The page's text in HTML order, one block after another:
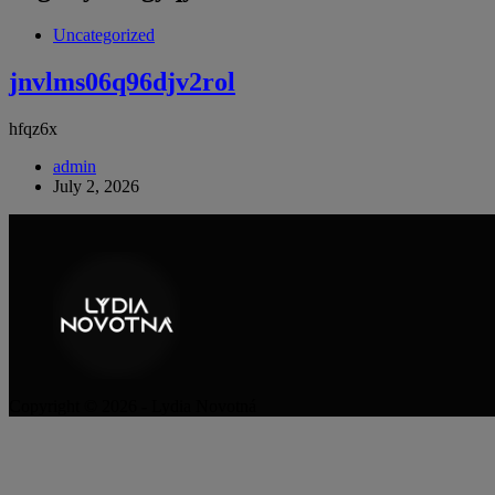
Uncategorized
jnvlms06q96djv2rol
hfqz6x
admin
July 2, 2026